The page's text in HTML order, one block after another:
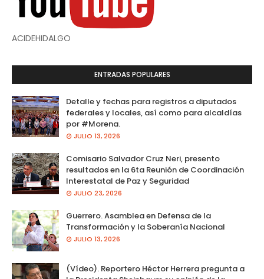
ACIDEHIDALGO
ENTRADAS POPULARES
Detalle y fechas para registros a diputados
federales y locales, así como para alcaldías
por #Morena.
JULIO 13, 2026
Comisario Salvador Cruz Neri, presento
resultados en la 6ta Reunión de Coordinación
Interestatal de Paz y Seguridad
JULIO 23, 2026
Guerrero. Asamblea en Defensa de la
Transformación y la Soberanía Nacional
JULIO 13, 2026
(Vídeo). Reportero Héctor Herrera pregunta a